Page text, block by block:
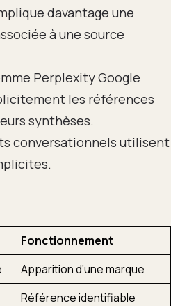
davantage une
à une source
Perplexity Google
les références
synthèses.
conversationnels utilisent
Fonctionnement
Apparition d’une marque
Référence identifiable